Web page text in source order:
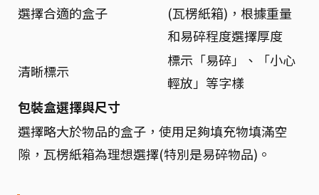
選擇合適的盒子
(瓦楞紙箱)，根據重量
和易碎程度選擇厚度
清晰標示
標示「易碎」、「小心
輕放」等字樣
包裝盒選擇與尺寸
選擇略大於物品的盒子，使用足夠填充物填滿空
隙，瓦楞紙箱為理想選擇(特別是易碎物品)。